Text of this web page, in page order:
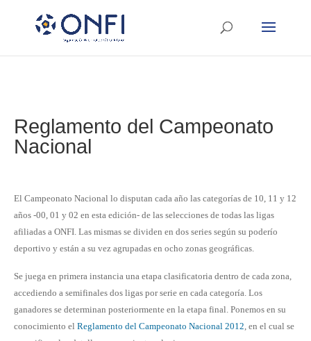
Reglamento del Campeonato
Nacional
El Campeonato Nacional lo disputan cada año las categorías de 10, 11 y 12
años -00, 01 y 02 en esta edición- de las selecciones de todas las ligas
afiliadas a ONFI. Las mismas se dividen en dos series según su poderío
deportivo y están a su vez agrupadas en ocho zonas geográficas.
Se juega en primera instancia una etapa clasificatoria dentro de cada zona,
accediendo a semifinales dos ligas por serie en cada categoría. Los
ganadores se determinan posteriormente en la etapa final. Ponemos en su
conocimiento el Reglamento del Campeonato Nacional 2012, en el cual se